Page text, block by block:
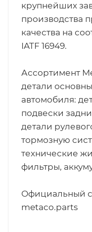
крупнейших
производства
качества на
IATF 16949.
Ассортимент
детали
автомобиля:
подвески
детали
тормозную
технические
фильтры,
Официальный
metaco.parts